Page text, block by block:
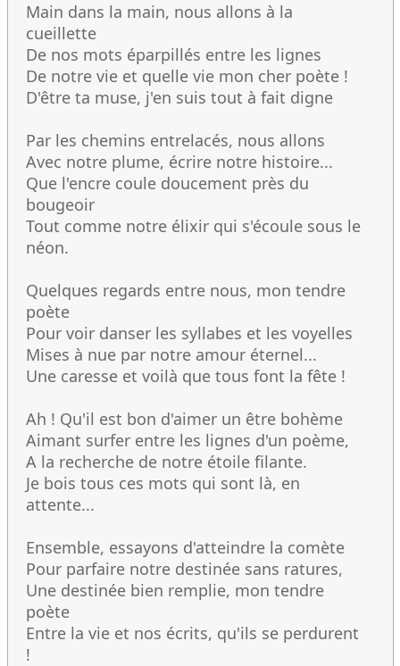
Main dans la main, nous allons à la
cueillette
De nos mots éparpillés entre les lignes
De notre vie et quelle vie mon cher poète !
D'être ta muse, j'en suis tout à fait digne
Par les chemins entrelacés, nous allons
Avec notre plume, écrire notre histoire...
Que l'encre coule doucement près du
bougeoir
Tout comme notre élixir qui s'écoule sous le
néon.
Quelques regards entre nous, mon tendre
poète
Pour voir danser les syllabes et les voyelles
Mises à nue par notre amour éternel...
Une caresse et voilà que tous font la fête !
Ah ! Qu'il est bon d'aimer un être bohème
Aimant surfer entre les lignes d'un poème,
A la recherche de notre étoile filante.
Je bois tous ces mots qui sont là, en
attente...
Ensemble, essayons d'atteindre la comète
Pour parfaire notre destinée sans ratures,
Une destinée bien remplie, mon tendre
poète
Entre la vie et nos écrits, qu'ils se perdurent
!